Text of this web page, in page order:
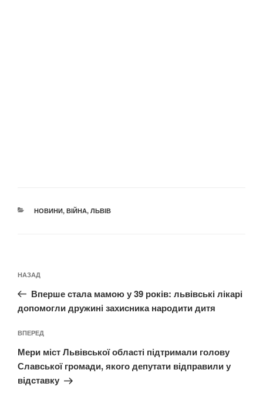
КАТЕГОРІЇ
НОВИНИ, ВІЙНА, ЛЬВІВ
записів
Попередній
запис:
НАЗАД
Вперше стала мамою у 39 років: львівські лікарі
допомогли дружині захисника народити дитя
Наступний
запис
ВПЕРЕД
Мери міст Львівської області підтримали голову
Славської громади, якого депутати відправили у
відставку